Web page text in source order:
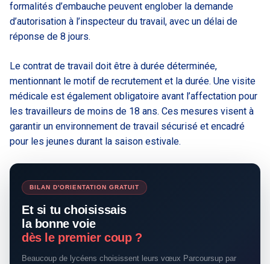
formalités d’embauche peuvent englober la demande
d’autorisation à l’inspecteur du travail, avec un délai de
réponse de 8 jours.
Le contrat de travail doit être à durée déterminée,
mentionnant le motif de recrutement et la durée. Une visite
médicale est également obligatoire avant l’affectation pour
les travailleurs de moins de 18 ans. Ces mesures visent à
garantir un environnement de travail sécurisé et encadré
pour les jeunes durant la saison estivale.
BILAN D'ORIENTATION GRATUIT
Et si tu choisissais
la bonne voie
dès le premier coup ?
Beaucoup de lycéens choisissent leurs vœux Parcoursup par